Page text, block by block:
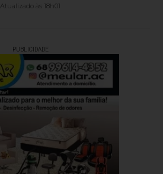
Atualizado às 18h01
PUBLICIDADE